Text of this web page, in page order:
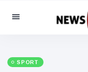
Categorie
Sociale e divertimento
SPORT